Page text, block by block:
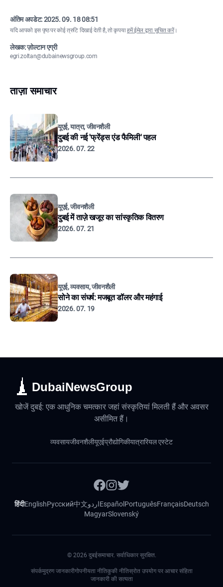
अंतिम अपडेट:2025. 09. 18 08:51
यदि आपको इस पृष्ठ पर कोई त्रुटि दिखाई देती है, तो कृपयाहमें ईमेल द्वारा सूचित करें।
लेखक: ज़ोल्टान एग्री
egri.zoltan@dubainewsgroup.com
ताज़ा समाचार
यूएई, यात्रा, जीवनशैली
दुबई की नई 'फ्रेंड्स एंड फैमिली' पहल
2026. 07. 22
यूएई, जीवनशैली
दुबई में ताज़े खजूर का सांस्कृतिक वितरण
2026. 07. 21
यूएई, व्यवसाय, जीवनशैली
सोने का संघर्ष: मजबूत डॉलर और महंगाई
2026. 07. 19
DubaiNewsGroup
खोजें दुबई: एक आधुनिक चमत्कार जहां संस्कृतियां मिलती हैं और अवसर
असीमित हैं।
व्यवसायजीवनशैलीयूएईप्रौद्योगिकीयात्रारियल एस्टेट
हिंदीEnglishРусский中文اردوEspañol PortuguêsFrançaisDeutsch
MagyarSlovenský
© 2026 दुबईसमाचार. सर्वाधिकार सुरक्षित.
संपर्कमुद्रण जानकारीगोपनीयता नीतिकुकी नीतिस्रोत उपयोग पर आचार संहिता
जानकारी की सत्यता